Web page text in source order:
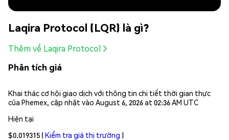
Laqira Protocol (LQR) là gì?
Thêm về Laqira Protocol
Phân tích giá
Khai thác cơ hội giao dịch với thông tin chi tiết thời gian thực
của Phemex, cập nhật vào August 6, 2026 at 02:36 AM UTC
Hiện tại
$0.019315 (Kiểm tra giá thị trường )